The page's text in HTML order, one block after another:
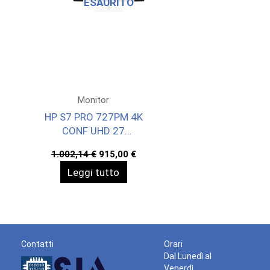
ESAURITO
Monitor
HP S7 PRO 727PM 4K
CONF UHD 27
1.002,14€ Il
prezzo
originale
era:
915,00 €Il
prezzo
Leggi tutto
Contatti
Orari
Dal Lunedì al
Venerdì